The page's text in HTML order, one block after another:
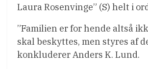
Laura Rosenvinge” (S) helt i
”Familien er for hende altså
skal beskyttes, men styres af
konkluderer Anders K. Lund.